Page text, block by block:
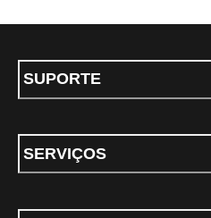
SUPORTE
SERVIÇOS